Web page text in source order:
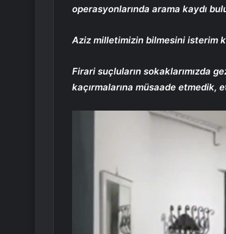
operasyonlarında arama kaydı
Aziz milletimizin bilmesini isterim
Firari suçluların sokaklarımızda
kaçırmalarına müsaade etmedik,